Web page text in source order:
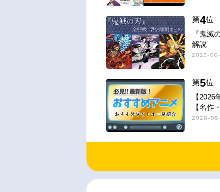
第4位
『鬼滅
解説
2023-
第5位
【
【名作
2026-